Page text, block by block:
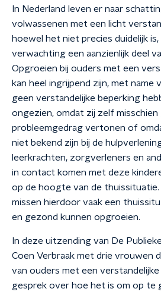
In Nederland leven er naar
volwassenen met een licht
hoewel het niet precies duidelijk
verwachting een aanzienlijk deel
Opgroeien bij ouders met een
kan heel ingrijpend zijn, met name
geen verstandelijke beperking
ongezien, omdat zij zelf misschien
probleemgedrag vertonen of
niet bekend zijn bij de
leerkrachten, zorgverleners en
in contact komen met deze
op de hoogte van de thuissituatie.
missen hierdoor vaak een
en gezond kunnen opgroeien.
In deze uitzending van De
Coen Verbraak met drie vrouwen
van ouders met een verstandelijke
gesprek over hoe het is om op te